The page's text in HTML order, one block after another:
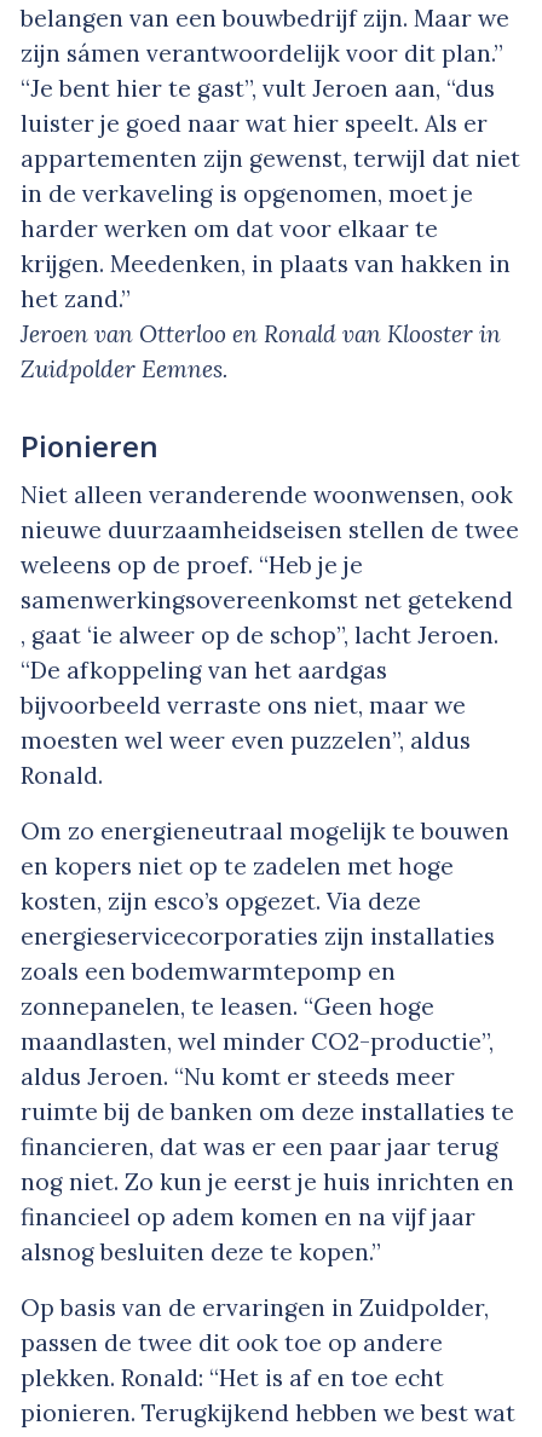
belangen van een bouwbedrijf zijn. Maar we
zijn sámen verantwoordelijk voor dit plan.”
“Je bent hier te gast”, vult Jeroen aan, “dus
luister je goed naar wat hier speelt. Als er
appartementen zijn gewenst, terwijl dat niet
in de verkaveling is opgenomen, moet je
harder werken om dat voor elkaar te
krijgen. Meedenken, in plaats van hakken in
het zand.”
Jeroen van Otterloo en Ronald van Klooster in
Zuidpolder Eemnes.
Pionieren
Niet alleen veranderende woonwensen, ook
nieuwe duurzaamheidseisen stellen de twee
weleens op de proef. “Heb je je
samenwerkingsovereenkomst net getekend
, gaat ‘ie alweer op de schop”, lacht Jeroen.
“De afkoppeling van het aardgas
bijvoorbeeld verraste ons niet, maar we
moesten wel weer even puzzelen”, aldus
Ronald.
Om zo energieneutraal mogelijk te bouwen
en kopers niet op te zadelen met hoge
kosten, zijn esco’s opgezet. Via deze
energieservicecorporaties zijn installaties
zoals een bodemwarmtepomp en
zonnepanelen, te leasen. “Geen hoge
maandlasten, wel minder CO2-productie”,
aldus Jeroen. “Nu komt er steeds meer
ruimte bij de banken om deze installaties te
financieren, dat was er een paar jaar terug
nog niet. Zo kun je eerst je huis inrichten en
financieel op adem komen en na vijf jaar
alsnog besluiten deze te kopen.”
Op basis van de ervaringen in Zuidpolder,
passen de twee dit ook toe op andere
plekken. Ronald: “Het is af en toe echt
pionieren. Terugkijkend hebben we best wat